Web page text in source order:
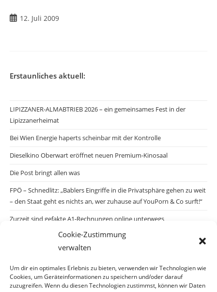
Cookie-Zustimmung
verwalten
Um dir ein optimales Erlebnis zu bieten, verwenden wir Technologien wie
Cookies, um Geräteinformationen zu speichern und/oder darauf
zuzugreifen. Wenn du diesen Technologien zustimmst, können wir Daten
Beitrag12. Juli 2009
Erstaunliches aktuell:
LIPIZZANER-ALMABTRIEB 2026 – ein gemeinsames Fest in der
Lipizzanerheimat
Bei Wien Energie haperts scheinbar mit der Kontrolle
Dieselkino Oberwart eröffnet neuen Premium-Kinosaal
Die Post bringt allen was
FPÖ – Schnedlitz: „Bablers Eingriffe in die Privatsphäre gehen zu weit
– den Staat geht es nichts an, wer zuhause auf YouPorn & Co surft!“
Zurzeit sind gefakte A1-Rechnungen online unterwegs
Salzburgs Juden und ihre Sicherheit: „Erst nach einem Anschlag wäre
die Gefahr endlich konkret!“
Biologisches Wunder in Ceuta
Ein vermeintliches Abschiebemärchen